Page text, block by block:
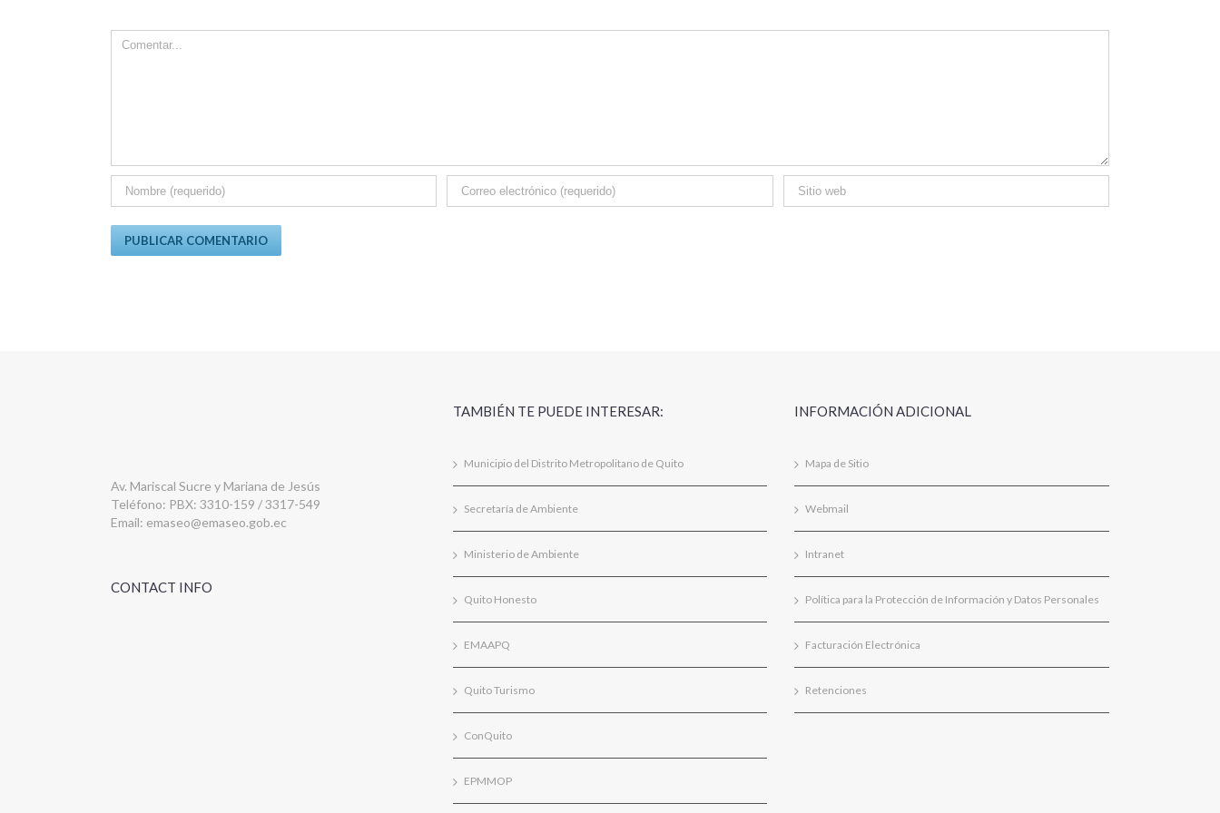
Comment
Av. Mariscal Sucre y Mariana de Jesús
Teléfono: PBX: 3310-159 / 3317-549
Email: emaseo@emaseo.gob.ec
CONTACT INFO
TAMBIÉN TE PUEDE INTERESAR:
Municipio del Distrito Metropolitano de Quito
Secretaría de Ambiente
Ministerio de Ambiente
Quito Honesto
EMAAPQ
Quito Turismo
ConQuito
EPMMOP
INFORMACIÓN ADICIONAL
Mapa de Sitio
Webmail
Intranet
Política para la Protección de Información y Datos Personales
Facturación Electrónica
Retenciones